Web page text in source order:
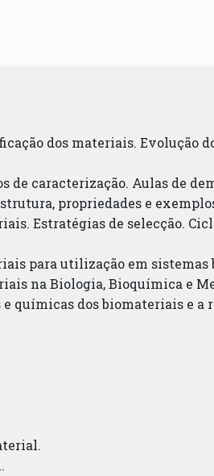
dos materiais. Evolução
de caracterização. Aulas de
propriedades e
Estratégias de selecção.
para utilização em sistemas
na Biologia, Bioquímica e
químicas dos biomateriais e a